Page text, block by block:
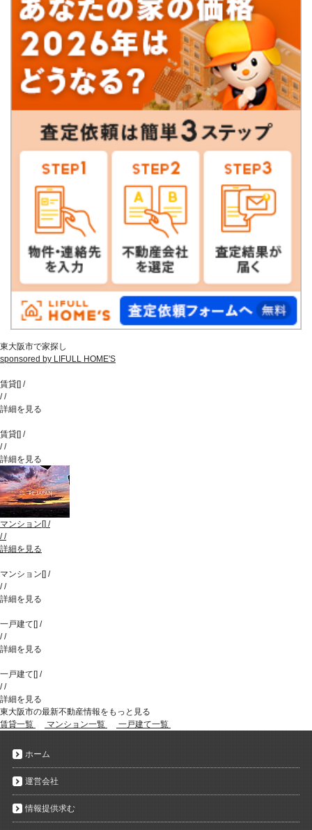
東大阪市で家探し
sponsored by LIFULL HOME'S
賃貸[] /
//
詳細を見る
賃貸[] /
//
詳細を見る
マンション [] /
//
詳細を見る
マンション [] /
//
詳細を見る
一戸建て [] /
//
詳細を見る
一戸建て [] /
//
詳細を見る
東大阪市の最新不動産情報をもっと見る
賃貸一覧
マンション一覧 一戸建て一覧
ホーム
運営会社
情報提供求む